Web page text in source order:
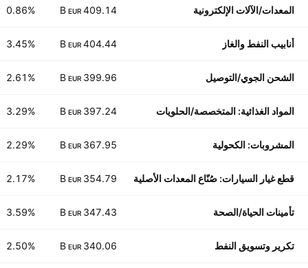
المعدات/الآلات الإلكترونية 409.14 B
EUR
0.86%
أنابيب النفط والغاز 404.44 B
EUR
3.45%
الشحن الجوي/التوصيل 399.96 B
EUR
2.61%
المواد الغذائية: المتخصصة/الحلويات 397.24 B
EUR
3.29%
المشروبات: الكحولية 367.95 B
EUR
2.29%
قطع غيار السيارات: صُنّاع المعدات الأصلية 354.79 B
EUR
2.17%
تأمينات الحياة/الصحة 347.43 B
EUR
3.59%
تكرير وتسويق النفط 340.06 B
EUR
2.50%